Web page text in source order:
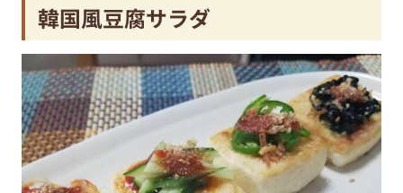
韓国風豆腐サラダ